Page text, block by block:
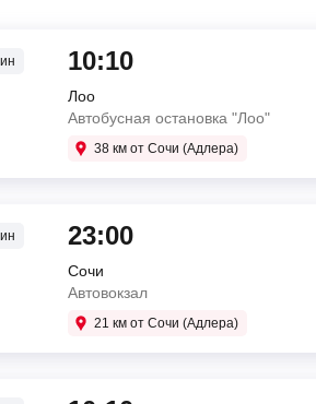
10:10
Лоо
Автобусная остановка "Лоо"
38 км от Сочи (Адлера)
23:00
Сочи
Автовокзал
21 км от Сочи (Адлера)